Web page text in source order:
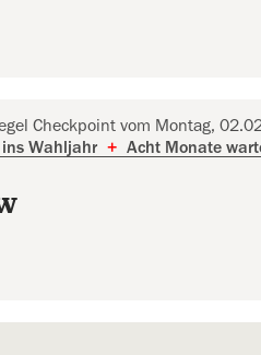
Checkpoint vom Montag,
Wahljahr + Acht Monate